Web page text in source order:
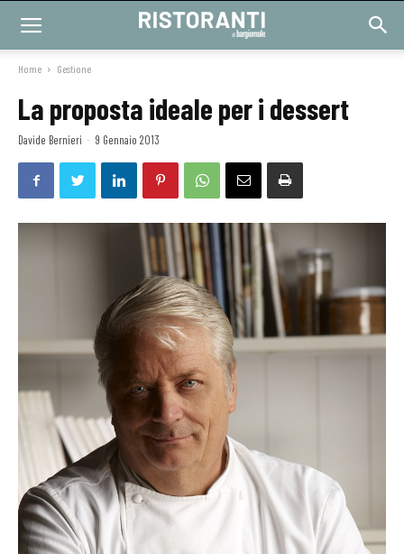
Home Gestione
La proposta ideale per i dessert
Davide Bernieri - 9 Gennaio 2013